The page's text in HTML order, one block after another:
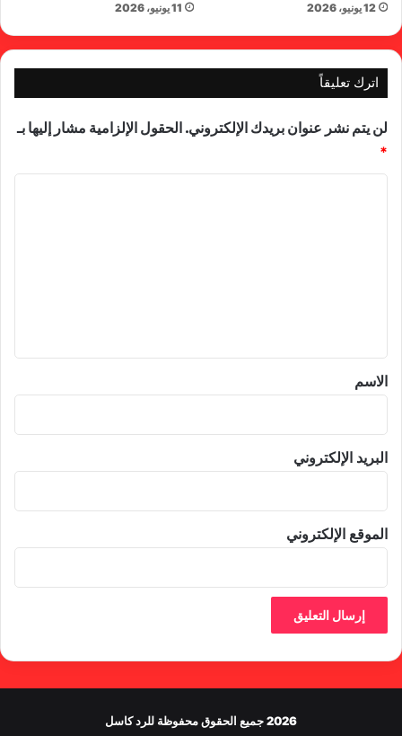
12 يونيو، 2026
11 يونيو، 2026
اترك تعليقاً
لن يتم نشر عنوان بريدك الإلكتروني. الحقول الإلزامية مشار إليها بـ
*
*
الاسم
البريد الإلكتروني
الموقع الإلكتروني
2026 جميع الحقوق محفوظة للرد كاسل